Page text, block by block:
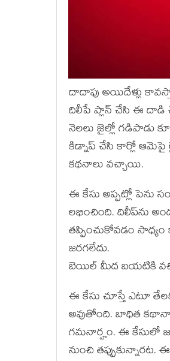
దాదాపు అయిదేళ్లు
దిలీపే ప్లాన్ చేసి ఈ
నెల‌లు జైల్లో గ‌డిపాడు
కిడ్నాప్ చేసి కార్లో
క‌థ‌నాలు వ‌చ్చాయి.
ఈ కేసు అప్ప‌ట్లో పెను
ల‌భించింది. దిలీప్‌ను
త‌ప్పించుకోవ‌డం
జ‌ర‌గ‌లేదు.
బెయిల్ మీద బ‌య‌టికి
ఈ కేసు చూస్తే ఎటూ
అవుతోంది. బాధిత
గ‌మ‌నార్హం. ఈ కేసులో
నుంచి